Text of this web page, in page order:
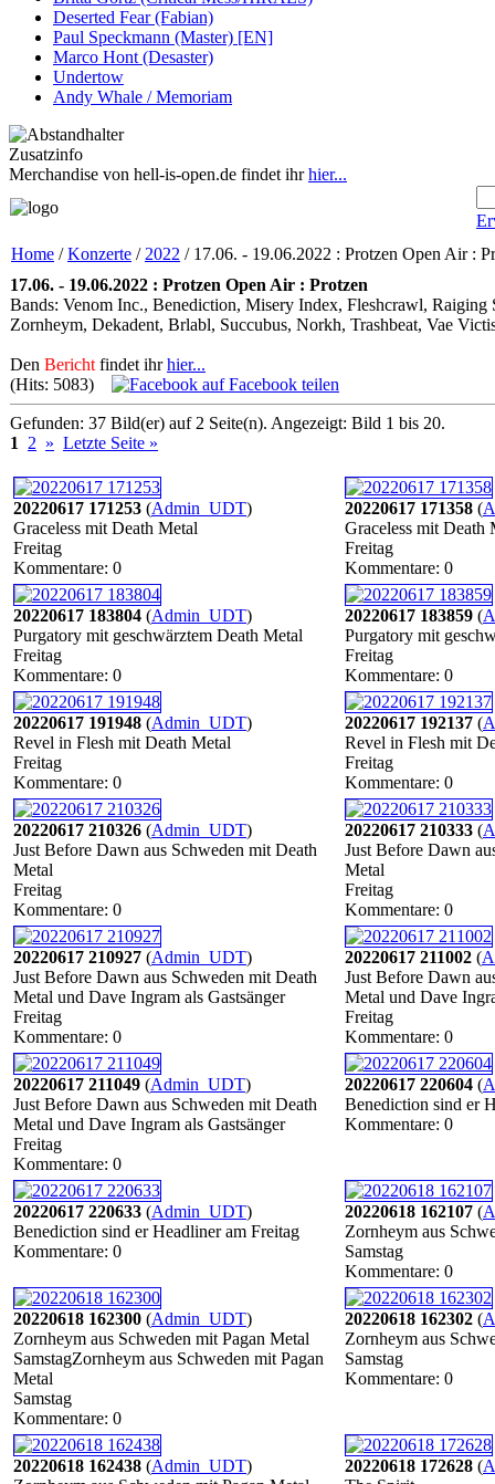
Deserted Fear (Fabian)
Paul Speckmann (Master) [EN]
Marco Hont (Desaster)
Undertow
Andy Whale / Memoriam
Zusatzinfo
Merchandise von hell-is-open.de findet ihrhier...
Home /Konzerte / 2022 / 17.06. - 19.06.2022 : Protzen Open Air :
17.06. - 19.06.2022 : Protzen Open Air : Protzen
Bands: Venom Inc., Benediction, Misery Index, Fleshcrawl,
Zornheym, Dekadent, Brlabl, Succubus, Norkh, Trashbeat, Vae
Den Bericht findet ihrhier...
(Hits: 5083)
auf Facebook teilen
Gefunden: 37 Bild(er) auf 2 Seite(n). Angezeigt: Bild 1 bis 20.
1
2 » Letzte Seite »
20220617 171253 (Admin_UDT)
Graceless mit Death Metal
Freitag
Kommentare: 0
20220617 171358 (
Graceless mit Death
Freitag
Kommentare: 0
20220617 183804 (Admin_UDT)
Purgatory mit geschwärztem Death Metal
Freitag
Kommentare: 0
20220617 183859 (
Purgatory mit
Freitag
Kommentare: 0
20220617 191948 (Admin_UDT)
Revel in Flesh mit Death Metal
Freitag
Kommentare: 0
20220617 192137 (
Revel in Flesh mit
Freitag
Kommentare: 0
20220617 210326 (Admin_UDT)
Just Before Dawn aus Schweden mit Death
Metal
Freitag
Kommentare: 0
20220617 210333 (
Just Before Dawn
Metal
Freitag
Kommentare: 0
20220617 210927 (Admin_UDT)
Just Before Dawn aus Schweden mit Death
Metal und Dave Ingram als Gastsänger
Freitag
Kommentare: 0
20220617 211002 (
Just Before Dawn
Metal und Dave
Freitag
Kommentare: 0
20220617 211049 (Admin_UDT)
Just Before Dawn aus Schweden mit Death
Metal und Dave Ingram als Gastsänger
Freitag
Kommentare: 0
20220617 220604 (
Benediction sind er
Kommentare: 0
20220617 220633 (Admin_UDT)
Benediction sind er Headliner am Freitag
Kommentare: 0
20220618 162107 (
Zornheym aus
Samstag
Kommentare: 0
20220618 162300 (Admin_UDT)
Zornheym aus Schweden mit Pagan Metal
SamstagZornheym aus Schweden mit Pagan
Metal
Samstag
Kommentare: 0
20220618 162302 (
Zornheym aus
Samstag
Kommentare: 0
20220618 162438 (Admin_UDT)
20220618 172628 (